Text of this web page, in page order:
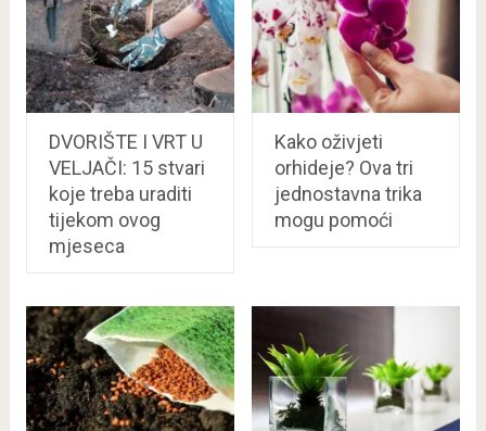
DVORIŠTE I VRT U
VELJAČI: 15 stvari
koje treba uraditi
tijekom ovog
mjeseca
Kako oživjeti
orhideje? Ova tri
jednostavna trika
mogu pomoći